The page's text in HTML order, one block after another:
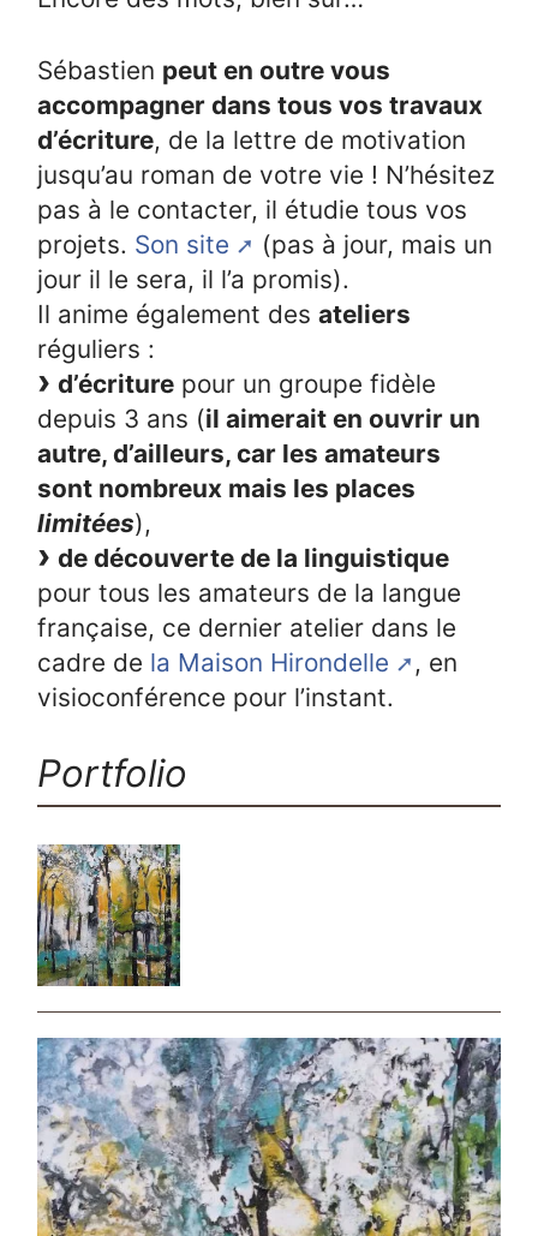
Sébastien peut en outre vous
accompagner dans tous vos travaux
d’écriture, de la lettre de motivation
jusqu’au roman de votre vie ! N’hésitez
pas à le contacter, il étudie tous vos
projets. Son site
(pas à jour, mais un
jour il le sera, il l’a promis).
Il anime également desateliers
réguliers :
d’écriture pour un groupe fidèle
depuis 3 ans (il aimerait en ouvrir un
autre, d’ailleurs, car les amateurs
sont nombreux mais les places
limitées),
de découverte de la linguistique
pour tous les amateurs de la langue
française, ce dernier atelier dans le
cadre de la Maison Hirondelle
, en
visioconférence pour l’instant.
Portfolio